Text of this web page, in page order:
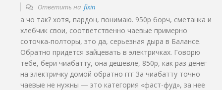
Ответить на fixin
а чо так? хотя, пардон, понимаю. 950р борч, сметанка и
хлебчик свои, соответственно чаевые примерно
соточка-полторы, это да, серьезная дыра в Балансе.
Обратно придется зайцевать в электричках. Говорю
тебе, бери чиабатту, она дешевле, 850р, как раз денег
на электричку домой обратно ггг За чиабатту точно
чаевые не нужны — это категория «фаст-фуд», за нее